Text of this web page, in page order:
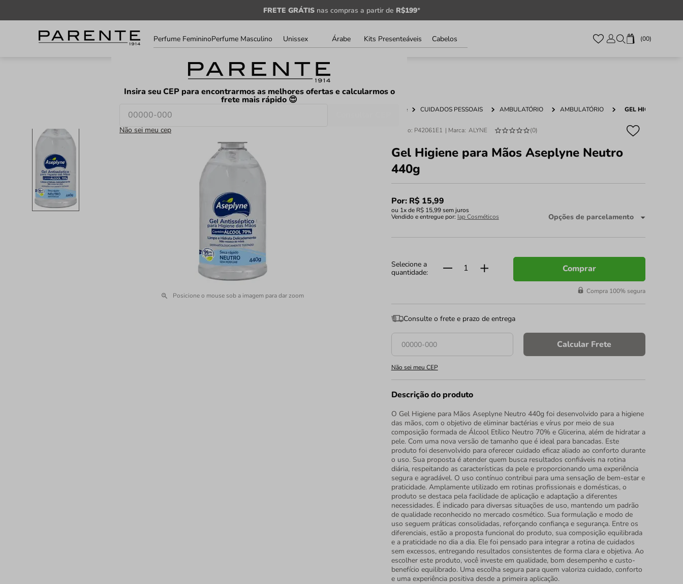
FRETE GRÁTISnas compras a partir de R$199*
LOJAS FAVORITOS
Informe
seu
CEP
Insira seu CEP para encontrarmos as melhores ofertas e calcularmos o
frete mais rápido 😍
Não sei meu cep
00
Perfume FemininoPerfume Masculino Unissex Árabe Kits Presenteáveis Cabelos
Posicione o mouse sob a imagem para dar zoom
Home CUIDADOS PESSOAIS AMBULATÓRIO AMBULATÓRIO GEL HIGIENE
Código: P42061E1 ALYNE (0)
Gel Higiene para Mãos Aseplyne Neutro
440g
Por: R$ 15,99
ou 1x de R$ 15,99sem juros
Vendido e entregue por: Iap Cosméticos Opções de parcelamento
Comprar
Compra 100% segura
Consulte o frete e prazo de entrega
Calcular Frete
Não sei meu CEP
Descrição do produto
O Gel Higiene para Mãos Aseplyne Neutro 440g foi desenvolvido para a higiene
das mãos, com o objetivo de eliminar bactérias e vírus por meio de sua
composição formada de Álcool Etílico Neutro 70% e Glicerina, além de hidratar a
pele. Com uma nova versão de tamanho que é ideal para bancadas. Este
produto foi desenvolvido para oferecer cuidado eficaz aliado ao conforto durante
o uso. Sua proposta é atender quem busca resultados confiáveis na rotina
diária, respeitando as características da pele e proporcionando uma experiência
segura e agradável. O uso contínuo contribui para uma sensação de bem-estar e
praticidade. Amplamente utilizado em rotinas profissionais e domésticas, o
produto se destaca pela facilidade de aplicação e adaptação a diferentes
necessidades. É indicado para diversas situações de uso, mantendo um padrão
de qualidade reconhecido no mercado cosmético. Sua formulação e modo de
uso seguem práticas consolidadas, reforçando confiança e segurança. Entre os
diferenciais, estão a proposta funcional do produto, sua composição equilibrada
e a praticidade no dia a dia. Ele foi pensado para integrar a rotina de cuidados
sem excessos, entregando resultados consistentes de forma clara e objetiva. Ao
escolher este produto, você investe em qualidade, bom desempenho e custo-
benefício equilibrado. Uma escolha segura para quem valoriza cuidado, conforto
e uma experiência positiva desde a primeira aplicação.